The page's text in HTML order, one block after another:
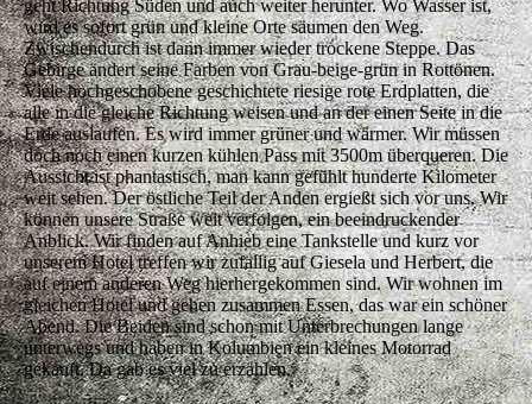
geht Richtung Süden und auch weiter herunter. Wo Wasser ist,
wird es sofort grün und kleine Orte säumen den Weg.
Zwischendurch ist dann immer wieder trockene Steppe. Das
Gebirge ändert seine Farben von Grau-beige-grün in Rottönen.
Viele hochgeschobene geschichtete riesige rote Erdplatten, die
alle in die gleiche Richtung weisen und an der einen Seite in die
Erde auslaufen. Es wird immer grüner und wärmer. Wir müssen
doch noch einen kurzen kühlen Pass mit 3500m überqueren. Die
Aussicht ist phantastisch, man kann gefühlt hunderte Kilometer
weit sehen. Der östliche Teil der Anden ergießt sich vor uns. Wir
können unsere Straße weit verfolgen, ein beeindruckender
Anblick. Wir finden auf Anhieb eine Tankstelle und kurz vor
unserem Hotel treffen wir zufällig auf Giesela und Herbert, die
auf einem anderen Weg hierhergekommen sind. Wir wohnen im
gleichen Hotel und gehen zusammen Essen, das war ein schöner
Abend. Die Beiden sind schon mit Unterbrechungen lange
unterwegs und haben in Kolumbien ein kleines Motorrad
gekauft. Da gab es viel zu erzählen.